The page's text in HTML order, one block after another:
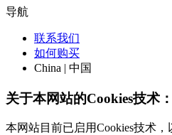
导航
联系我们
如何购买
China | 中国
关于本网站的Cookies技术：
本网站目前已启用Cookies技术